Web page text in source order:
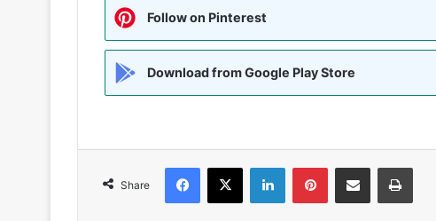
Follow on Pinterest
Download from Google Play Store
Share
Facebook
X LinkedInPinterestShare via Email Print